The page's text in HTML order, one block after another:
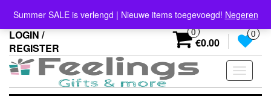
the
content
Summer SALE is verlengd | Nieuwe items toegevoegd! Negeren
info@feelings-giftshop.nl
LOGIN /
REGISTER
0
€0.00
0
Toggle